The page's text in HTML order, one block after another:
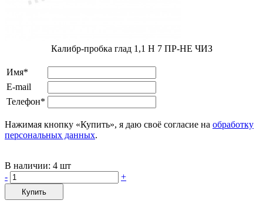
Калибр-пробка глад 1,1 H 7 ПР-НЕ ЧИЗ
Имя*
E-mail
Телефон*
Нажимая кнопку «Купить», я даю своё согласие на обработку
персональных данных.
В наличии: 4 шт
-
+
Купить